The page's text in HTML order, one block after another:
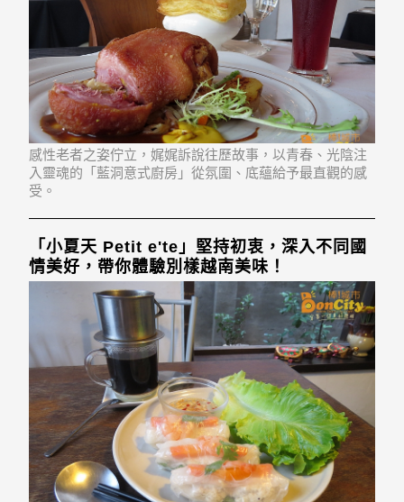
感性老者之姿佇立，娓娓訴說往歷故事，以青春、光陰注
入靈魂的「藍洞意式廚房」從氛圍、底蘊給予最直觀的感
受。
「小夏天 Petit e'te」堅持初衷，深入不同國
情美好，帶你體驗別樣越南美味！